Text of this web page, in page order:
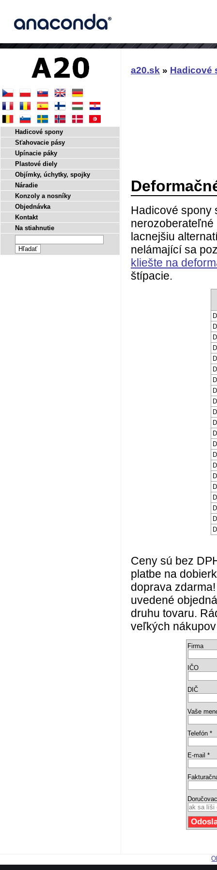
a20.sk » Hadicové
Hadicové spony
lacnejšiu
nelámající sa
kliešte na
štípacie.
Ceny sú bez
platbe na
doprava
uvedené
druhu tovaru.
veľkých
Firma
IČO
DIČ
Vaše
Telefón *
E-mail *
Hadicové spony
Sťahovacie pásy
Upínacie páky
Plastové diely
Objímky, úchytky, spojky
Náradie
Konzoly a nosníky
Objednávka
Kontakt
Na stiahnutie